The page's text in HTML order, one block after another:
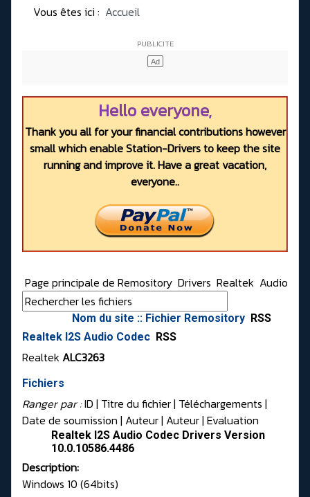
Vous êtes ici : Accueil
Hello everyone,
Thank you all for your financial contributions however
small which enable Station-Drivers to keep the site
running and improve it. Have a great vacation,
everyone..
Page principale de Remository Drivers Realtek Audio
Nom du site :: Fichier Remository RSS
Realtek I2S Audio Codec RSS
Realtek ALC3263
Fichiers
Ranger par :ID | Titre du fichier | Téléchargements |
Date de soumission | Auteur| Auteur| Evaluation
Realtek I2S Audio Codec Drivers Version
10.0.10586.4486
Description:
Windows 10 (64bits)